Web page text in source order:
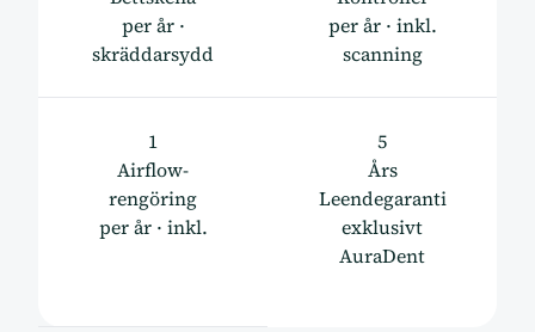
per år ·
skräddarsydd
per år · inkl.
scanning
1
Airflow-
rengöring
per år · inkl.
5
Års
Leendegaranti
exklusivt
AuraDent